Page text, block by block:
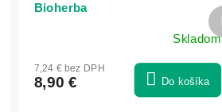
Bioherba
Skladom
7,24 € bez DPH
8,90 € Do košíka